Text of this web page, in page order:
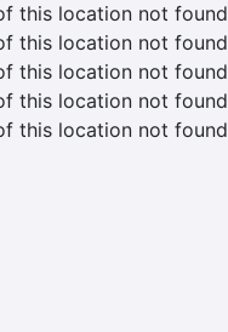
this location not found
this location not found
this location not found
this location not found
this location not found